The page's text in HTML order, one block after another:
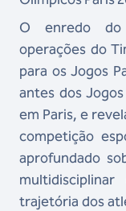
O enredo do
operações do
para os Jogos
antes dos
em Paris, e
competição
aprofundado
trajetória dos